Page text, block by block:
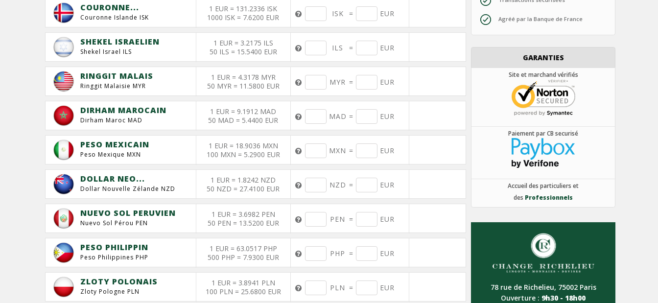
COURONNE...
Couronne Islande ISK
1 EUR = 131.2336 ISK
1000 ISK = 7.6200 EUR
ISK = EUR
SHEKEL ISRAELIEN
Shekel Israel ILS
1 EUR = 3.2175 ILS
50 ILS = 15.5400 EUR
ILS = EUR
RINGGIT MALAIS
Ringgit Malaisie MYR
1 EUR = 4.3178 MYR
50 MYR = 11.5800 EUR
MYR = EUR
DIRHAM MAROCAIN
Dirham Maroc MAD
1 EUR = 9.1912 MAD
50 MAD = 5.4400 EUR
MAD = EUR
PESO MEXICAIN
Peso Mexique MXN
1 EUR = 18.9036 MXN
100 MXN = 5.2900 EUR
MXN = EUR
DOLLAR NEO...
Dollar Nouvelle Zélande NZD
1 EUR = 1.8242 NZD
50 NZD = 27.4100 EUR
NZD = EUR
NUEVO SOL PERUVIEN
Nuevo Sol Pérou PEN
1 EUR = 3.6982 PEN
50 PEN = 13.5200 EUR
PEN = EUR
PESO PHILIPPIN
Peso Philippines PHP
1 EUR = 63.0517 PHP
500 PHP = 7.9300 EUR
PHP = EUR
ZLOTY POLONAIS
Zloty Pologne PLN
1 EUR = 3.8941 PLN
100 PLN = 25.6800 EUR
PLN = EUR
Agréé par la Banque de France
GARANTIES
Site et marchand vérifiés
Paiement par CB securisé
Accueil des particuliers et
des Professionnels
78 rue de Richelieu, 75002 Paris
Ouverture : 9h30 - 18h00